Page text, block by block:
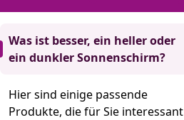
Was ist besser, ein heller oder
ein dunkler Sonnenschirm?
Hier sind einige passende
Produkte, die für Sie interessant